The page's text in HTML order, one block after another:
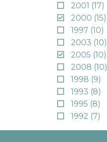
2001 (17)
2000 (15)
1997 (10)
2003 (10)
2005 (10)
2008 (10)
1998 (9)
1993 (8)
1995 (8)
1992 (7)